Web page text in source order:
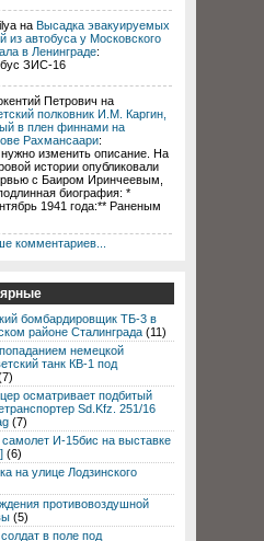
на Высадка эвакуируемых
из автобуса у Московского
в Ленинграде:
ЗИС-16
Петрович на
полковник И.М. Каргин,
в плен финнами на
Рахмансаари:
изменить описание. На
истории опубликовали
с Баиром Иринчеевым,
биография: *
1941 года:** Раненым
комментариев...
бомбардировщик ТБ-3 в
районе Сталинграда (11)
немецкой
танк КВ-1 под
осматривает подбитый
Sd.Kfz. 251/16
(7)
И-15бис на выставке
(6)
на улице Лодзинского
противовоздушной
(5)
в поле под